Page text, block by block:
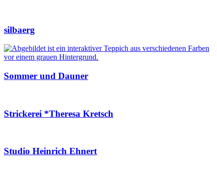
silbaerg
Sommer und Dauner
Strickerei *Theresa Kretsch
Studio Heinrich Ehnert